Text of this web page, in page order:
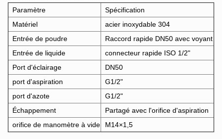
Paramètre
Spécification
Matériel
acier inoxydable 304
Entrée de poudre
Raccord rapide DN50 avec voyant
Entrée de liquide
connecteur rapide ISO 1/2"
Port d'éclairage
DN50
port d'aspiration
G1/2"
port d'azote
G1/2"
Échappement
Partagé avec l'orifice d'aspiration
orifice de manomètre à vide
M14×1,5